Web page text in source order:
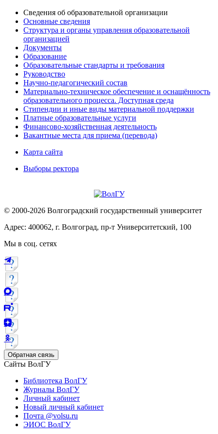
Сведения об образовательной организации
Основные сведения
Структура и органы управления образовательной
организацией
Документы
Образование
Образовательные стандарты и требования
Руководство
Научно-педагогический состав
Материально-техническое обеспечение и оснащённость
образовательного процесса. Доступная среда
Стипендии и иные виды материальной поддержки
Платные образовательные услуги
Финансово-хозяйственная деятельность
Вакантные места для приема (перевода)
Карта сайта
Выборы ректора
© 2000-2026 Волгоградский государственный университет
Адрес: 400062, г. Волгоград, пр-т Университетский, 100
Мы в соц. сетях
Обратная связь
Сайты ВолГУ
Библиотека ВолГУ
Журналы ВолГУ
Личный кабинет
Новый личный кабинет
Почта @volsu.ru
ЭИОС ВолГУ